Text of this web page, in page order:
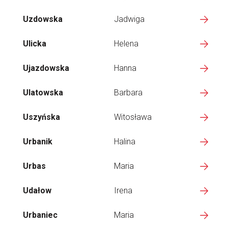
Uzdowska Jadwiga
Ulicka Helena
Ujazdowska Hanna
Ulatowska Barbara
Uszyńska Witosława
Urbanik Halina
Urbas Maria
Udałow Irena
Urbaniec Maria